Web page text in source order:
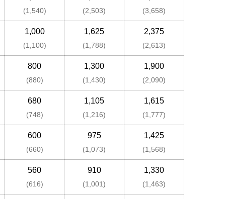
(1,540) (2,503) (3,658)
1,000
(1,100)
1,625
(1,788)
2,375
(2,613)
800
(880)
1,300
(1,430)
1,900
(2,090)
680
(748)
1,105
(1,216)
1,615
(1,777)
600
(660)
975
(1,073)
1,425
(1,568)
560
(616)
910
(1,001)
1,330
(1,463)